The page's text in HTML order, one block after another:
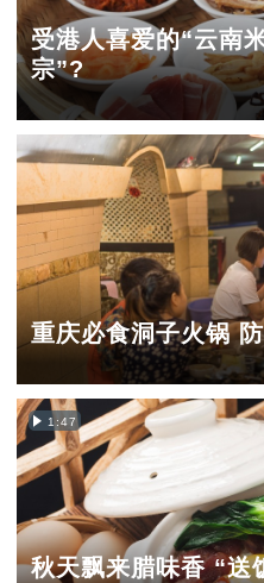
受港人喜爱的“云南
宗”?
重庆必食洞子火锅
1:47
秋天飘来腊味香 “送